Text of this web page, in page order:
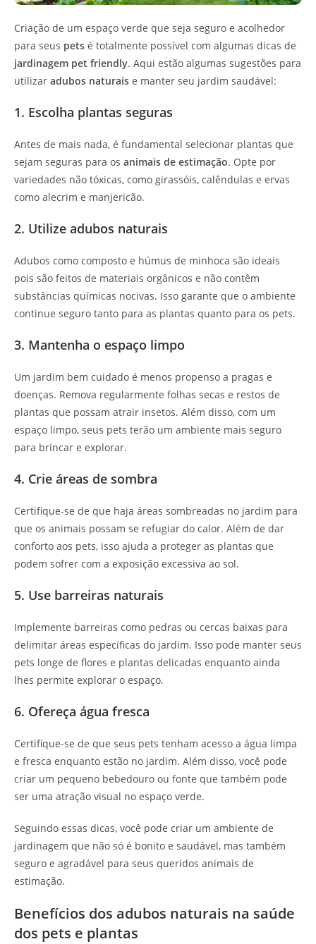
Criação de um espaço verde que seja seguro e acolhedor
para seus pets é totalmente possível com algumas dicas de
jardinagem pet friendly. Aqui estão algumas sugestões para
utilizar adubos naturais e manter seu jardim saudável:
1. Escolha plantas seguras
Antes de mais nada, é fundamental selecionar plantas que
sejam seguras para os animais de estimação. Opte por
variedades não tóxicas, como girassóis, calêndulas e ervas
como alecrim e manjericão.
2. Utilize adubos naturais
Adubos como composto e húmus de minhoca são ideais
pois são feitos de materiais orgânicos e não contêm
substâncias químicas nocivas. Isso garante que o ambiente
continue seguro tanto para as plantas quanto para os pets.
3. Mantenha o espaço limpo
Um jardim bem cuidado é menos propenso a pragas e
doenças. Remova regularmente folhas secas e restos de
plantas que possam atrair insetos. Além disso, com um
espaço limpo, seus pets terão um ambiente mais seguro
para brincar e explorar.
4. Crie áreas de sombra
Certifique-se de que haja áreas sombreadas no jardim para
que os animais possam se refugiar do calor. Além de dar
conforto aos pets, isso ajuda a proteger as plantas que
podem sofrer com a exposição excessiva ao sol.
5. Use barreiras naturais
Implemente barreiras como pedras ou cercas baixas para
delimitar áreas específicas do jardim. Isso pode manter seus
pets longe de flores e plantas delicadas enquanto ainda
lhes permite explorar o espaço.
6. Ofereça água fresca
Certifique-se de que seus pets tenham acesso a água limpa
e fresca enquanto estão no jardim. Além disso, você pode
criar um pequeno bebedouro ou fonte que também pode
ser uma atração visual no espaço verde.
Seguindo essas dicas, você pode criar um ambiente de
jardinagem que não só é bonito e saudável, mas também
seguro e agradável para seus queridos animais de
estimação.
Benefícios dos adubos naturais na saúde
dos pets e plantas